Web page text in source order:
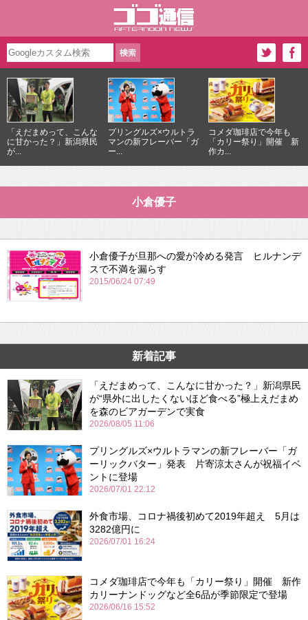
「えだまめって、こんな
に甘かった？」新潟県民
が...
プリングルズ×ウルトラ
マンの新フレーバー「ガ
ー...
コメダ珈琲店で今年も
「カリー祭り」開催 新
作カ...
小倉優子
小倉優子が旦那への愛が冷める発言 ヒルナンデ
スで不満を漏らす
2015/06/24 07:49
新着記事
「えだまめって、こんなに甘かった？」新潟県民
が“県外に出したくないほど食べる”極上えだまめ
を森のビアガーデンで実食
2026/08/05 11:06
プリングルズ×ウルトラマンの新フレーバー「ガ
ーリックバター」発表 片寄涼太さんが祝福イベ
ントに登場
2026/07/01 22:12
外食市場、コロナ禍後初めて2019年超え 5月は
3282億円に
2026/07/01 16:24
コメダ珈琲店で今年も「カリー祭り」開催 新作
カリーナンドッグなど全6品が季節限定で登場
2026/06/16 15:52